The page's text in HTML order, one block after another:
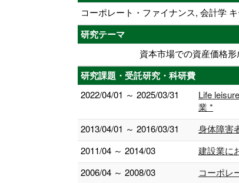
コーポレート・ファイナンス, 会計学
研究テーマ
資本市場での資産価格
研究課題・受託研究・科研費
2022/04/01 ～ 2025/03/31
Life
業 *
2013/04/01 ～ 2016/03/31
身体障害
2011/04 ～ 2014/03
建設業に
2006/04 ～ 2008/03
コーポレ